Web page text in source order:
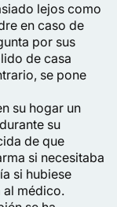
lejos como
en caso de
por sus
de casa
se pone
su hogar un
su
de que
si necesitaba
si hubiese
al médico.